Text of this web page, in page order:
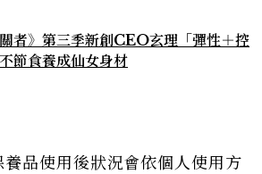
關者》第三季新創CEO玄理「彈性＋控
節食養成仙女身材
品使用後狀況會依個人使用方